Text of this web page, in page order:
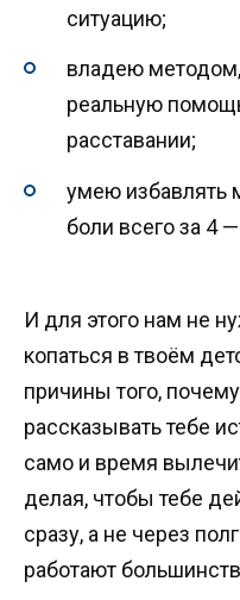
ситуацию;
владею
реальную
расставании;
умею избавлять
боли всего за 4
И для этого нам не
копаться в твоём
причины того,
рассказывать тебе
само и время
делая, чтобы тебе
сразу, а не через
работают